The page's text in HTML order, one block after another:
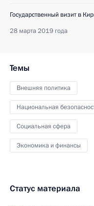
Государственный визит в
28 марта 2019 года
Темы
Внешняя политика
Национальная
Социальная сфера
Экономика и финансы
Статус материала